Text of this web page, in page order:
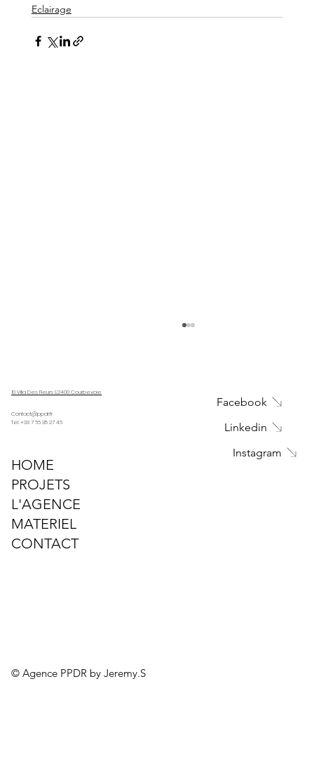
Eclairage
© Agence PPDR by Jeremy.S
Contact@ppdr.fr
Tel: +33 7 66 35 27 46
10 Villa Des Fleurs 92400 Courbevoie
HOME
PROJETS
L'AGENCE
MATERIEL
CONTACT
Facebook
Linkedin
Instagram